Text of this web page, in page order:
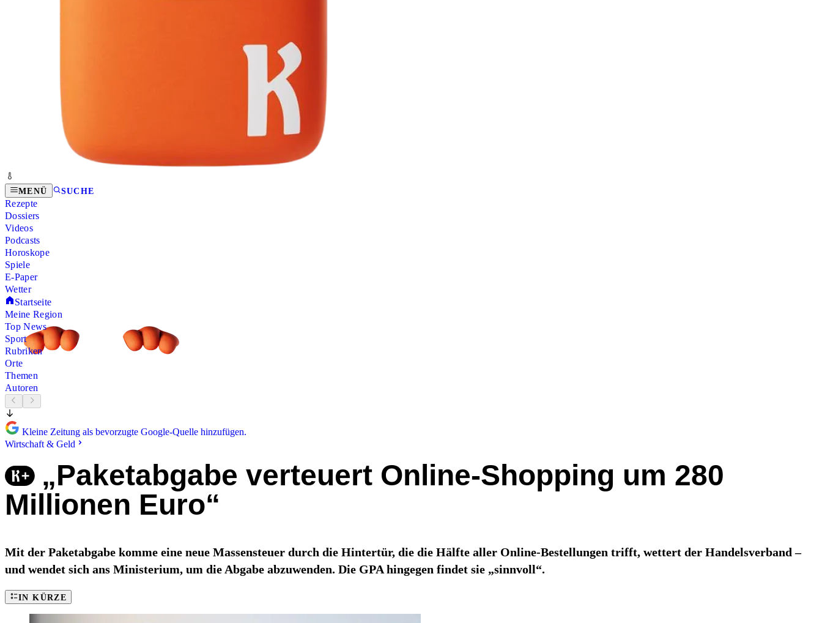
MENÜ SUCHE
Rezepte
Dossiers
Videos
Podcasts
Horoskope
Spiele
E-Paper
Wetter
Startseite
Meine Region
Top News
Sport
Rubriken
Orte
Themen
Autoren
Kleine Zeitung als bevorzugte Google-Quelle hinzufügen.
Wirtschaft & Geld
„Paketabgabe verteuert Online-Shopping um 280
Millionen Euro“
Mit der Paketabgabe komme eine neue Massensteuer durch die Hintertür, die die Hälfte aller Online-Bestellungen trifft, wettert der Handelsverband –
und wendet sich ans Ministerium, um die Abgabe abzuwenden. Die GPA hingegen findet sie „sinnvoll“.
IN KÜRZE